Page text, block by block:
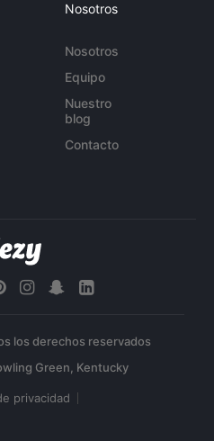
Nosotros
Nosotros
Equipo
Nuestro
blog
Contacto
los derechos reservados
privacidad